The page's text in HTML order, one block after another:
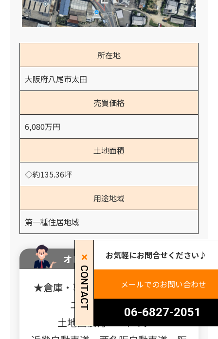
所在地
大阪府八尾市太田
売買価格
6,080万円
土地面積
◇約135.36坪
用途地域
第一種住居地域
オレンジホームからのコメント
★倉庫・事務所が建てれる1種住居
エリアの売土地★
土地面積約135坪です！
CONTACT
お気軽にお問合せください♪
メールでのお問い合わせ
06-6827-2051